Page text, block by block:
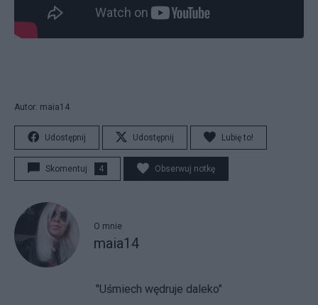
Autor: maia14
Udostępnij Udostępnij Lubię to!
Skomentuj 4 Obserwuj notkę
O mnie
maia14
"Uśmiech wędruje daleko"